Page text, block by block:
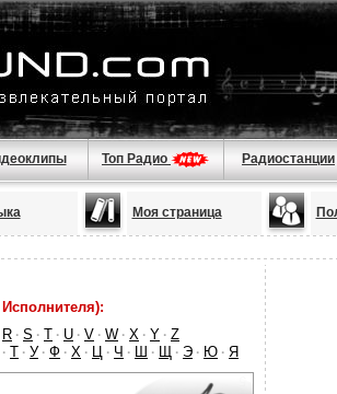
Топ Радио Радиостанции
Моя страница
R · S · T · U · V · W · X · Y · Z
· Т · У · Ф · Х · Ц · Ч · Ш · Щ · Э · Ю · Я